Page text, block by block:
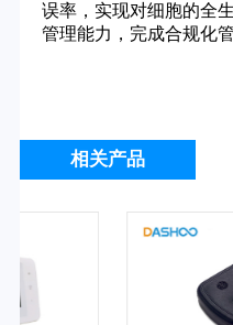
误率，实现对细胞的全
管理能力，完成合规化管
相关产品